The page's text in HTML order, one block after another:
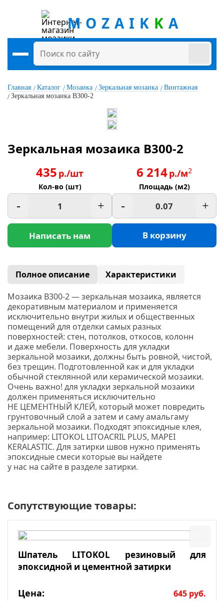
MOZAIK K A
Главная Каталог Мозаика Зеркальная мозаика
Винтажная
Зеркальная мозаика B300-2
Зеркальная мозаика B300-2
435 р./шт
Кол-во (шт)
- +
Написать нам
6 214р./м2
Площадь (м2)
- +
В корзину
Полное описание
Характеристики
Мозаика B300-2 —зеркальная мозаика, является
декоративным материалом и применяется
исключительно внутри жилых и общественных
помещений для отделки самых разных
поверхностей: стен, потолков, откосов, колонн
и даже мебели. Поверхность для укладки
зеркальной мозаики, должны быть ровной, чистой,
без трещин. Подготовленной как и для укладки
обычной стеклянной или керамической мозаики.
Очень важно! для укладки зеркальной мозаики
должен применяться исключительно
НЕ ЦЕМЕНТНЫЙ КЛЕЙ, который может повредить
грунтовочный слой а затем и саму амальгаму
зеркальной мозаики. Подходят эпоксидные клея,
например: LITOKOL LITOACRIL PLUS, MAPEI
KERALASTIC. Для затирки швов нужно применять
эпоксидные смеси которые вы найдете
у нас на сайте в разделе затирки.
Сопутствующие товары:
Шпатель LITOKOL резиновый для
эпоксидной и цементной затирки
Цена: 645 руб.